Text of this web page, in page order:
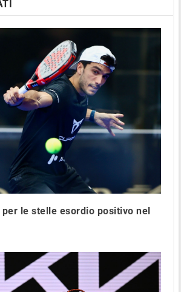
le stelle esordio positivo nel